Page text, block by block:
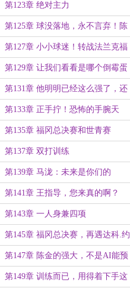
第123章 绝对主力
第125章 球没落地，永不言弃！陈
金的极限救球！
第127章 小小球迷！转战法兰克福
冠军赛！
第129章 让我们看看是哪个倒霉蛋
第一轮就抽中了陈金！
第131章 他明明已经这么强了，还
这么努力
第133章 正手拧！恐怖的手腕天
赋！
第135章 福冈总决赛和世青赛
第137章 双打训练
第139章 马泷：未来是你们的
第141章 王指导，您来真的啊？
第143章 一人身兼四项
第145章 福冈总决赛，再遇达科.约
奇克！
第147章 陈金的强大，不是AI能预
测的！
第149章 训练而已，用得着下手这